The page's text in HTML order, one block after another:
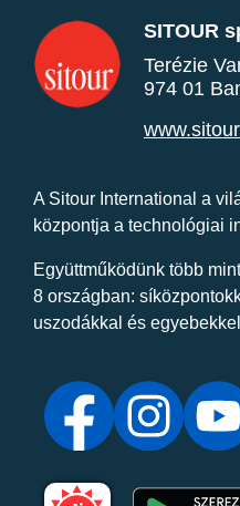
SITOUR
Terézie
974 01
A Sitour International a
központja a technológiai
Együttműködünk több
8 országban:
uszodákkal és